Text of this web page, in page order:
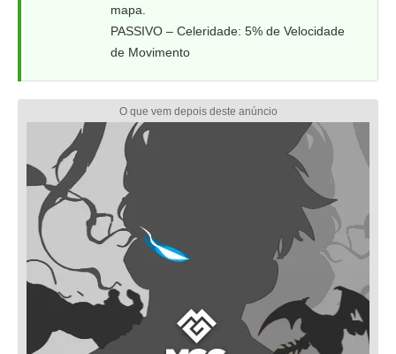
mapa.
PASSIVO – Celeridade: 5% de Velocidade
de Movimento